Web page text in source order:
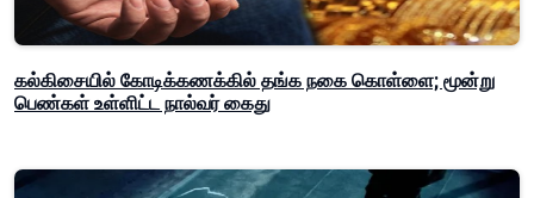
கல்கிசையில் கோடிக்கணக்கில் தங்க நகை கொள்ளை; மூன்று
பெண்கள் உள்ளிட்ட நால்வர் கைது